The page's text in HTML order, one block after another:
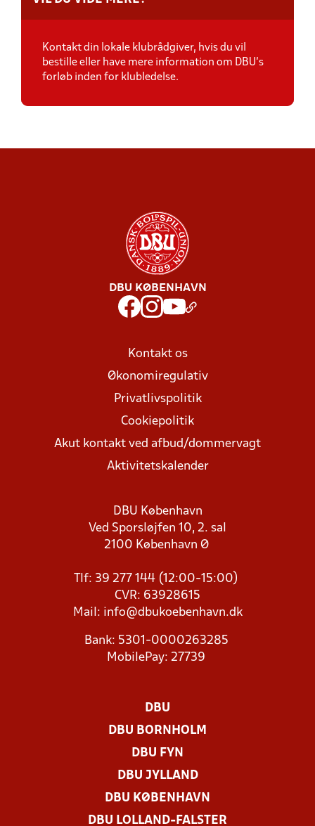
Kontakt din lokale klubrådgiver, hvis du vil
bestille eller have mere information om DBU's
forløb inden for klubledelse.
DBU KØBENHAVN
Kontakt os
Økonomiregulativ
Privatlivspolitik
Cookiepolitik
Akut kontakt ved afbud/dommervagt
Aktivitetskalender
DBU København
Ved Sporsløjfen 10, 2. sal
2100 København Ø
Tlf: 39 277 144 (12:00-15:00)
CVR: 63928615
Mail: info@dbukoebenhavn.dk
Bank: 5301-0000263285
MobilePay: 27739
DBU
DBU BORNHOLM
DBU FYN
DBU JYLLAND
DBU KØBENHAVN
DBU LOLLAND-FALSTER